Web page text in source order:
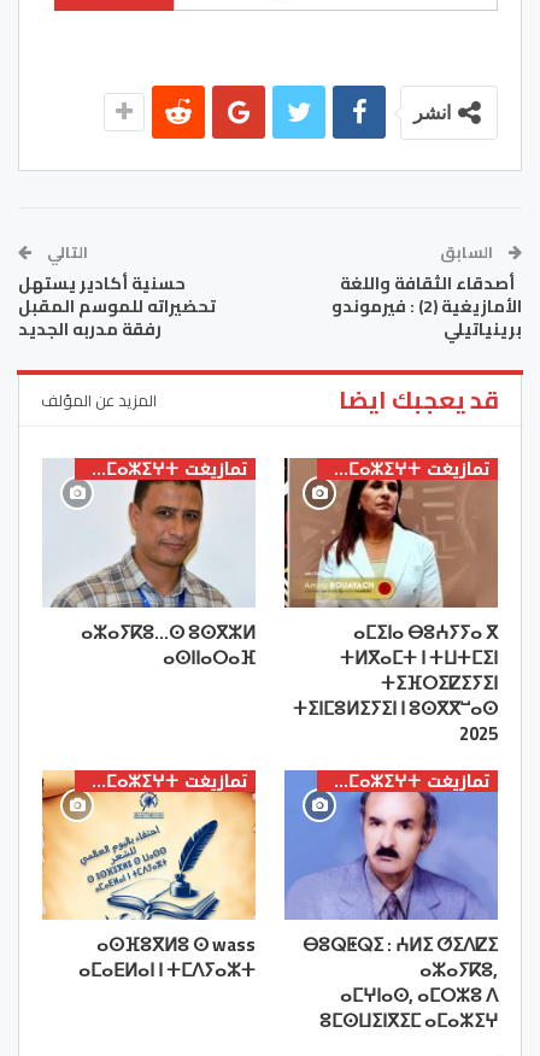
انشر
السابق
أصدقاء الثقافة واللغة
الأمازيغية (2) : فيرموندو
برينياتيلي
التالي
حسنية أكادير يستهل
تحضيراته للموسم المقبل
رفقة مدربه الجديد
قد يعجبك ايضا المزيد عن المؤلف
تمازيغت ⵜⴰⵎⴰⵣⵉⵖⵜ
ⴰⵎⵉⵏⴰ ⴱⵓⵄⵢⵢⴰ ⴳ
ⵜⵍⴳⴰⵎⵜ ⵏ ⵜⵡⵜⵎⵉⵏ
ⵜⵉⴼⵔⵉⵇⵉⵢⵉⵏ
ⵜⵉⵏⵎⵓⵍⵉⵢⵉⵏ ⵏ ⵓⵙⴳⴳⵯⴰⵙ
2025
تمازيغت ⵜⴰⵎⴰⵣⵉⵖⵜ
ⴰⵣⴰⵢⴽⵓ…ⵙ ⵓⵙⴳⵣⵍ
ⴰⵙⵏⵏⴰⵔⴰⴼ
تمازيغت ⵜⴰⵎⴰⵣⵉⵖⵜ
ⴱⵓⵕⵟⵕⵉ : ⵄⵍⵉ ⵚⵉⴷⵇⵉ
ⴰⵣⴰⵢⴽⵓ,
ⴰⵎⵖⵏⴰⵙ, ⴰⵎⵔⵣⵓ ⴷ
ⵓⵎⵙⵡⵉⵏⴳⵉⵎ ⴰⵎⴰⵣⵉⵖ
تمازيغت ⵜⴰⵎⴰⵣⵉⵖⵜ
ⴰⵙⴼⵓⴳⵍⵓ ⵙ wass
ⴰⵎⴰⴹⵍⴰⵏ ⵏ ⵜⵎⴷⵢⴰⵣⵜ